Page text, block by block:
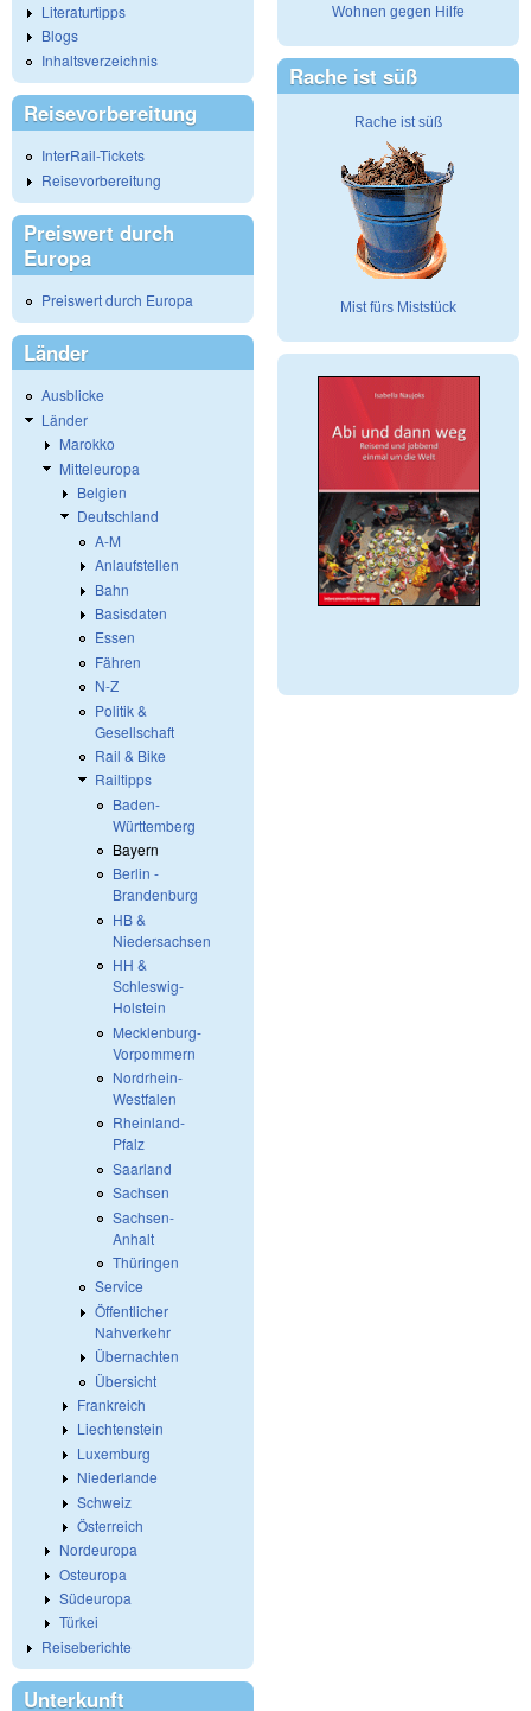
Literaturtipps
Blogs
Inhaltsverzeichnis
Reisevorbereitung
InterRail-Tickets
Reisevorbereitung
Preiswert durch
Europa
Preiswert durch Europa
Länder
Ausblicke
Länder
Marokko
Mitteleuropa
Belgien
Deutschland
A-M
Anlaufstellen
Bahn
Basisdaten
Essen
Fähren
N-Z
Politik &
Gesellschaft
Rail & Bike
Railtipps
Baden-
Württemberg
Bayern
Berlin -
Brandenburg
HB &
Niedersachsen
HH &
Schleswig-
Holstein
Mecklenburg-
Vorpommern
Nordrhein-
Westfalen
Rheinland-
Pfalz
Saarland
Sachsen
Sachsen-
Anhalt
Thüringen
Service
Öffentlicher
Nahverkehr
Übernachten
Übersicht
Frankreich
Liechtenstein
Luxemburg
Niederlande
Schweiz
Österreich
Nordeuropa
Osteuropa
Südeuropa
Türkei
Reiseberichte
Unterkunft
Wohnen gegen Hilfe
Rache ist süß
Rache ist süß
Mist fürs Miststück